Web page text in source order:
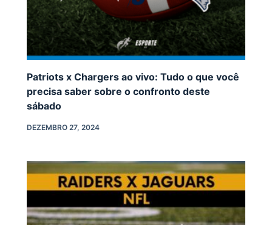
Patriots x Chargers ao vivo: Tudo o que você
precisa saber sobre o confronto deste
sábado
DEZEMBRO 27, 2024